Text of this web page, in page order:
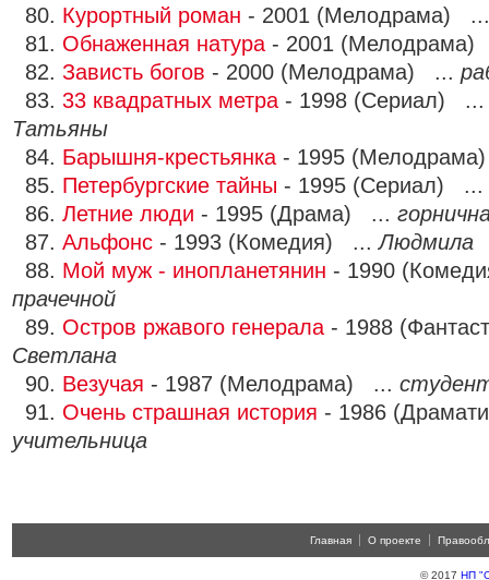
80. Курортный роман - 2001 (Мелодрама)
81. Обнаженная натура - 2001
82. Зависть богов - 2000 (Мелодрама) ...
83. 33 квадратных метра - 1998 (Сериал)
Татьяны
84. Барышня-крестьянка - 1995
85. Петербургские тайны - 1995 (Сериал) ...
86. Летние люди - 1995 (Драма) ...
87. Альфонс - 1993 (Комедия) ...Людмила
88. Мой муж - инопланетянин - 1990
прачечной
89. Остров ржавого генерала - 1988
Светлана
90. Везучая - 1987 (Мелодрама) ...
91. Очень страшная история - 1986
учительница
Главная О проекте
© 2017 НП